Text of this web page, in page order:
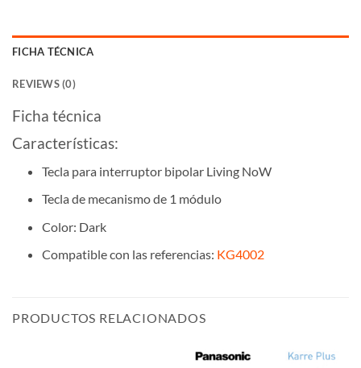
FICHA TÉCNICA
REVIEWS (0)
Ficha técnica
Características:
Tecla para interruptor bipolar Living NoW
Tecla de mecanismo de 1 módulo
Color: Dark
Compatible con las referencias: KG4002
PRODUCTOS RELACIONADOS